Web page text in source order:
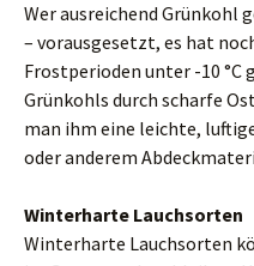
Wer ausreichend
– vorausgesetzt, es hat
Frostperioden unter -10 °C
Grünkohls durch scharfe
man ihm eine leichte,
oder anderem
Winterharte Lauchsorten
Winterharte Lauchsorten